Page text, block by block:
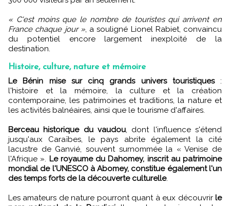
« C'est moins que le nombre de touristes qui arrivent en
France chaque jour », a souligné Lionel Rabiet, convaincu
du potentiel encore largement inexploité de la
destination.
Histoire, culture, nature et mémoire
Le Bénin mise sur cinq grands univers touristiques :
l'histoire et la mémoire, la culture et la création
contemporaine, les patrimoines et traditions, la nature et
les activités balnéaires, ainsi que le tourisme d'affaires.
Berceau historique du vaudou, dont l'influence s'étend
jusqu'aux Caraïbes, le pays abrite également la cité
lacustre de Ganvié, souvent surnommée la « Venise de
l'Afrique ». Le royaume du Dahomey, inscrit au patrimoine
mondial de l'UNESCO à Abomey, constitue également l'un
des temps forts de la découverte culturelle.
Les amateurs de nature pourront quant à eux découvrir le